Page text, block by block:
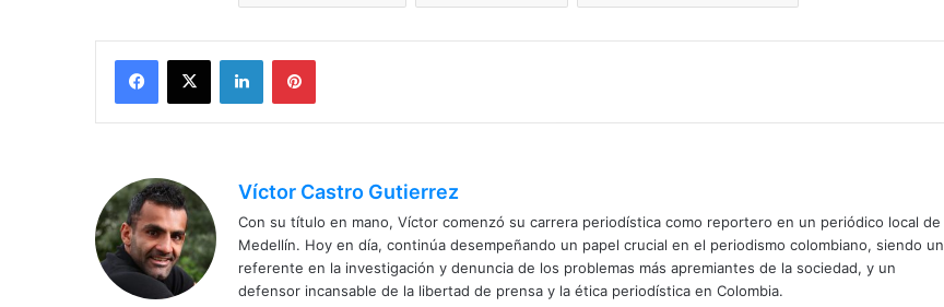
Facebook
X LinkedInPinterest
Víctor Castro Gutierrez
Con su título en mano, Víctor comenzó su carrera periodística como reportero en un periódico local de
Medellín. Hoy en día, continúa desempeñando un papel crucial en el periodismo colombiano, siendo un
referente en la investigación y denuncia de los problemas más apremiantes de la sociedad, y un
defensor incansable de la libertad de prensa y la ética periodística en Colombia.